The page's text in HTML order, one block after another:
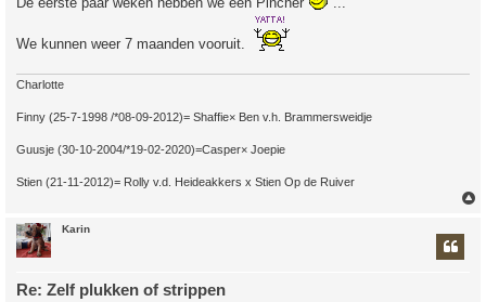
We kunnen weer 7 maanden vooruit.
Charlotte
Finny (25-7-1998 /*08-09-2012)= Shaffie× Ben v.h. Brammersweidje
Guusje (30-10-2004/*19-02-2020)=Casper× Joepie
Stien (21-11-2012)= Rolly v.d. Heideakkers x Stien Op de Ruiver
Karin
Re: Zelf plukken of strippen